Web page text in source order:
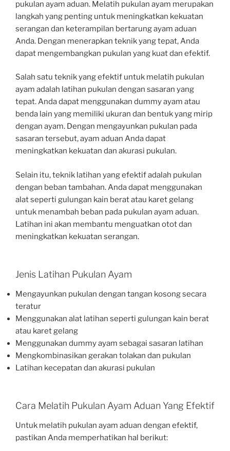
pukulan ayam aduan. Melatih pukulan ayam merupakan
langkah yang penting untuk meningkatkan kekuatan
serangan dan keterampilan bertarung ayam aduan
Anda. Dengan menerapkan teknik yang tepat, Anda
dapat mengembangkan pukulan yang kuat dan efektif.
Salah satu teknik yang efektif untuk melatih pukulan
ayam adalah latihan pukulan dengan sasaran yang
tepat. Anda dapat menggunakan dummy ayam atau
benda lain yang memiliki ukuran dan bentuk yang mirip
dengan ayam. Dengan mengayunkan pukulan pada
sasaran tersebut, ayam aduan Anda dapat
meningkatkan kekuatan dan akurasi pukulan.
Selain itu, teknik latihan yang efektif adalah pukulan
dengan beban tambahan. Anda dapat menggunakan
alat seperti gulungan kain berat atau karet gelang
untuk menambah beban pada pukulan ayam aduan.
Latihan ini akan membantu menguatkan otot dan
meningkatkan kekuatan serangan.
Jenis Latihan Pukulan Ayam
Mengayunkan pukulan dengan tangan kosong secara
teratur
Menggunakan alat latihan seperti gulungan kain berat
atau karet gelang
Menggunakan dummy ayam sebagai sasaran latihan
Mengkombinasikan gerakan tolakan dan pukulan
Latihan kecepatan dan akurasi pukulan
Cara Melatih Pukulan Ayam Aduan Yang Efektif
Untuk melatih pukulan ayam aduan dengan efektif,
pastikan Anda memperhatikan hal berikut: